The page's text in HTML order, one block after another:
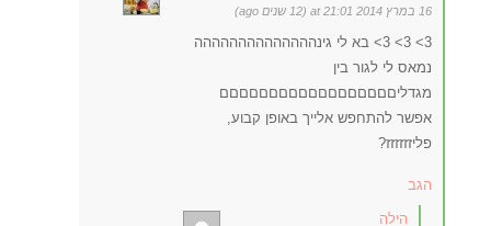
16 במרץ 2014 at 21:01 (12 שנים ago)
3> 3> 3> בא לי גינהההההההההההההה
נמאס לי לגור בין
מגדליםםםםםםםםםםםםםםםםםם
אפשר להתחפש אלייך באופן קבוע,
פליזזזזזז?
הגב
הילה